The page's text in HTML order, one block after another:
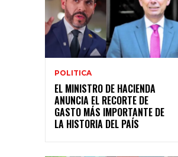
POLITICA
EL MINISTRO DE HACIENDA
ANUNCIA EL RECORTE DE
GASTO MÁS IMPORTANTE DE
LA HISTORIA DEL PAÍS